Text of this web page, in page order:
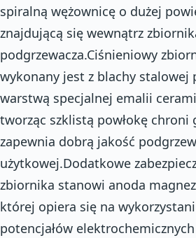
spiralną wężownicę o dużej
znajdującą się wewnątrz
podgrzewacza.Ciśnieniowy
wykonany jest z blachy stalowej
warstwą specjalnej emalii
tworząc szklistą powłokę chroni
zapewnia dobrą jakość
użytkowej.Dodatkowe
zbiornika stanowi anoda
której opiera się na
potencjałów